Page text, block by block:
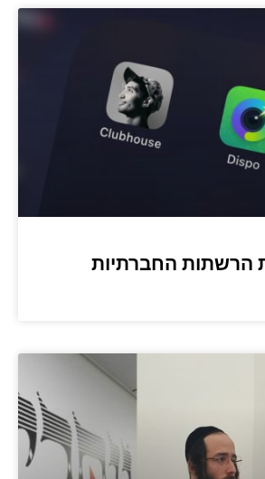
הרשתות החברתיות